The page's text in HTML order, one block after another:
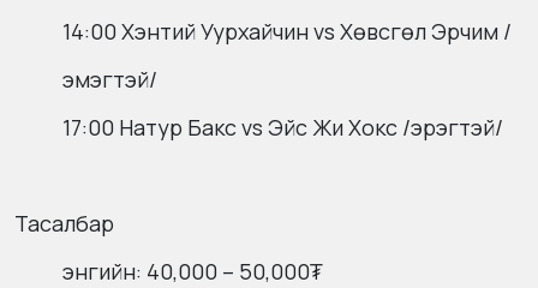
14:00 Хэнтий Уурхайчин vs Хөвсгөл Эрчим /
эмэгтэй/
17:00 Натур Бакс vs Эйс Жи Хокс /эрэгтэй/
Тасалбар
энгийн: 40,000 – 50,000₮